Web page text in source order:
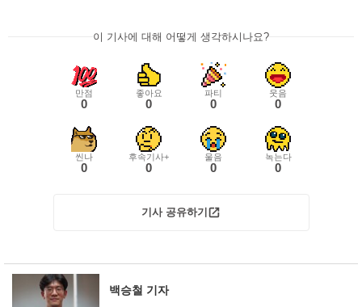
이 기사에 대해 어떻게 생각하시나요?
만점
0
좋아요
0
파티
0
웃음
0
씬나
0
후속기사+
0
울음
0
녹는다
0
기사 공유하기
백승철 기자